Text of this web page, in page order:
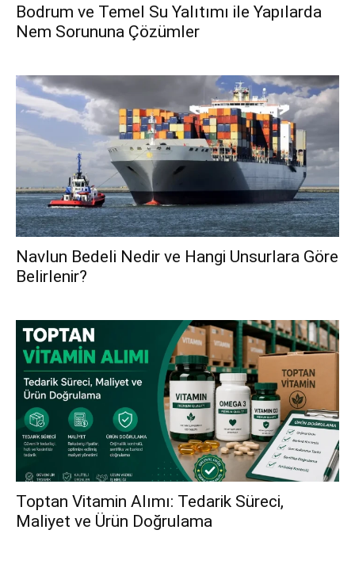
Bodrum ve Temel Su Yalıtımı ile Yapılarda
Nem Sorununa Çözümler
Navlun Bedeli Nedir ve Hangi Unsurlara Göre
Belirlenir?
Toptan Vitamin Alımı: Tedarik Süreci,
Maliyet ve Ürün Doğrulama